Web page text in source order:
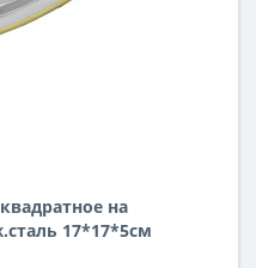
на
17*17*5см